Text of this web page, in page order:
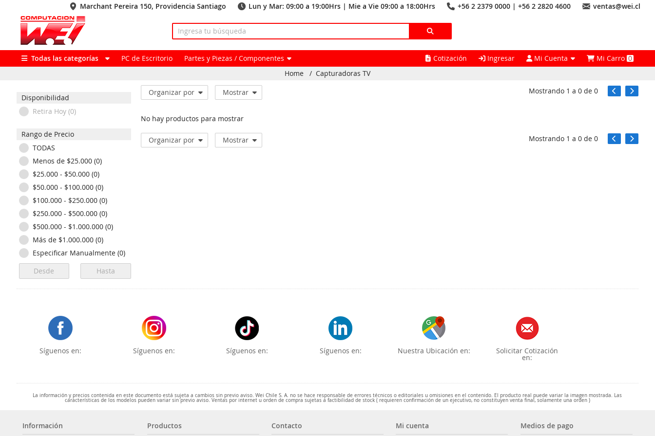
Marchant Pereira 150, Providencia Santiago Lun y Mar: 09:00 a 19:00Hrs | Mie a Vie 09:00 a 18:00Hrs +56 2 2379 0000 | +56 2 2820 4600 ventas@wei.cl
Todas las categorías PC de Escritorio Partes y Piezas / Componentes Cotización Ingresar Mi Cuenta Mi Carro0
Home
/ Capturadoras TV
Disponibilidad
Retira Hoy (0)
Rango de Precio
TODAS
Menos de $25.000 (0)
$25.000 - $50.000 (0)
$50.000 - $100.000 (0)
$100.000 - $250.000 (0)
$250.000 - $500.000 (0)
$500.000 - $1.000.000 (0)
Más de $1.000.000 (0)
Especificar Manualmente (0)
Organizar por Mostrar Mostrando 1 a0 de0
No hay productos para mostrar
Organizar por Mostrar Mostrando 1 a0 de0
Síguenos en: Síguenos en: Síguenos en: Síguenos en: Nuestra Ubicación en: Solicitar Cotización
en:
La información y precios contenida en este documento está sujeta a cambios sin previo aviso. Wei Chile S. A. no se hace responsable de errores técnicos o editoriales u omisiones en el contenido. El producto real puede variar la imagen mostrada. Las
características de los modelos pueden variar sin previo aviso. Ventas por internet u orden de compra sujetas a factibilidad de stock ( requieren confirmación de un ejecutivo, no constituyen venta final, solamente una orden )
Información Productos Contacto Mi cuenta Medios de pago